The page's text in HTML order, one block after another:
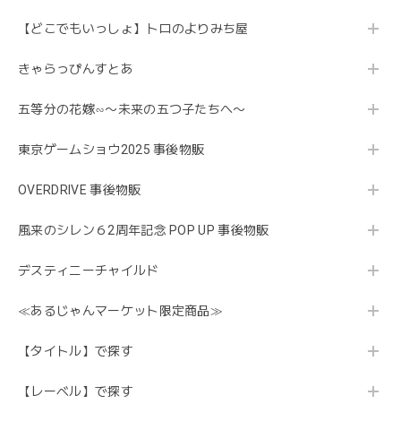
【どこでもいっしょ】トロのよりみち屋
きゃらっぴんすとあ
五等分の花嫁∽〜未来の五つ子たちへ〜
東京ゲームショウ2025 事後物販
OVERDRIVE 事後物販
風来のシレン６2周年記念 POP UP 事後物販
デスティニーチャイルド
≪あるじゃんマーケット限定商品≫
【タイトル】で探す
【レーベル】で探す